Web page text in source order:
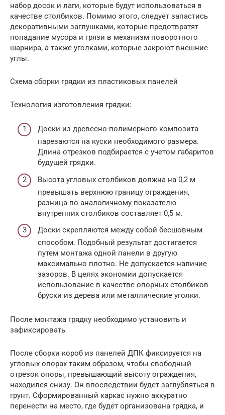
набор досок и лаги, которые будут использоваться в
качестве столбиков. Помимо этого, следует запастись
декоративными заглушками, которые предотвратят
попадание мусора и грязи в механизм поворотного
шарнира, а также уголками, которые закроют внешние
углы.
Схема сборки грядки из пластиковых панелей
Технология изготовления грядки:
Доски из древесно-полимерного композита
нарезаются на куски необходимого размера.
Длина отрезков подбирается с учетом габаритов
будущей грядки.
Высота угловых столбиков должна на 0,2 м
превышать верхнюю границу ограждения,
разница по аналогичному показателю
внутренних столбиков составляет 0,5 м.
Доски скрепляются между собой бесшовным
способом. Подобный результат достигается
путем монтажа одной панели в другую
максимально плотно. Не допускается наличие
зазоров. В целях экономии допускается
использование в качестве опорных столбиков
бруски из дерева или металлические уголки.
После монтажа грядку необходимо установить и
зафиксировать
После сборки короб из панелей ДПК фиксируется на
угловых опорах таким образом, чтобы свободный
отрезок опоры, превышающий высоту ограждения,
находился снизу. Он впоследствии будет заглубляться в
грунт. Сформированный каркас нужно аккуратно
перенести на место, где будет организована грядка, и